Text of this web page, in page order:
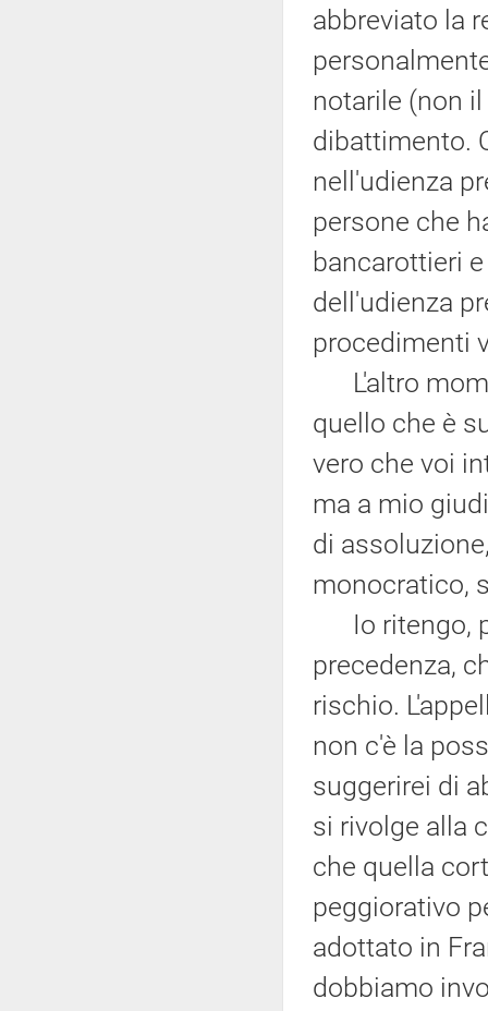
abbreviato la
notarile (non
dibattimento.
nell'udienza
persone che
bancarottieri
dell'udienza
procedimenti
L'altro
quello che è
vero che voi
ma a mio
di
monocratico,
Io ritengo,
precedenza,
rischio.
non c'è la
suggerirei di
si rivolge alla
che quella
peggiorativo
adottato in
dobbiamo